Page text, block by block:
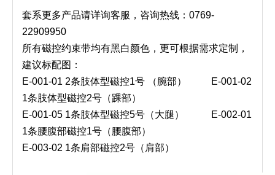
套系更多产品请详询客服，咨询热线：0769-
22909950
所有磁控约束带均有黑白颜色，更可根据需求定制，
建议标配图：
E-001-01 2条肢体型磁控1号 （腕部） E-001-02
1条肢体型磁控2号（踝部）
E-001-05 1条肢体型磁控5号（大腿） E-002-01
1条腰腹部磁控1号（腰腹部）
E-003-02 1条肩部磁控2号（肩部）